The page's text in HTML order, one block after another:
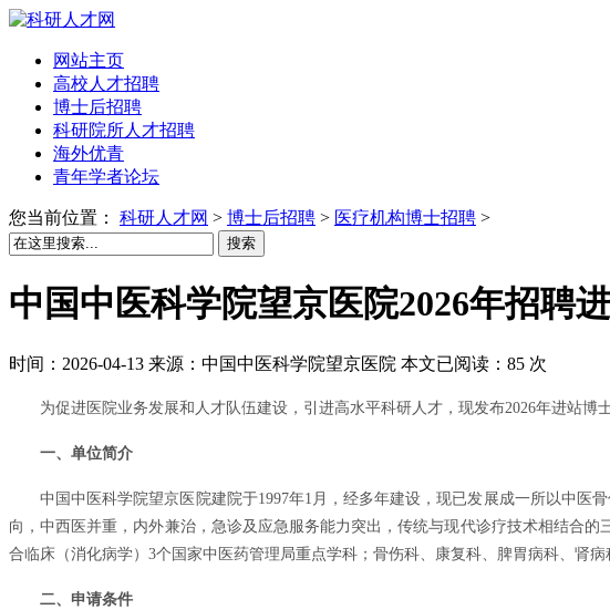
网站主页
高校人才招聘
博士后招聘
科研院所人才招聘
海外优青
青年学者论坛
您当前位置： 科研人才网 > 博士后招聘 > 医疗机构博士招聘 >
搜索
中国中医科学院望京医院2026年招聘
时间：2026-04-13 来源：中国中医科学院望京医院 本文已阅读：85 次
为促进医院业务发展和人才队伍建设，引进高水平科研人才，现发布2026年进站博
一、单位简介
中国中医科学院望京医院建院于1997年1月，经多年建设，现已发展成一所以中
向，中西医并重，内外兼治，急诊及应急服务能力突出，传统与现代诊疗技术相结合
合临床（消化病学）3个国家中医药管理局重点学科；骨伤科、康复科、脾胃病科、肾病
二、申请条件